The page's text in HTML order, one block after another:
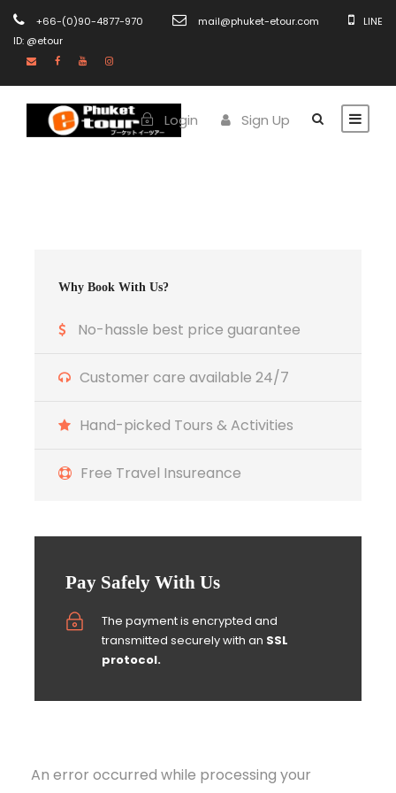
+66-(0)90-4877-970 mail@phuket-etour.com
LINE
ID: @etour
Login Sign Up
Why Book With Us?
No-hassle best price guarantee
Customer care available 24/7
Hand-picked Tours & Activities
Free Travel Insureance
Pay Safely With Us
The payment is encrypted and
transmitted securely with an SSL
protocol.
An error occurred while processing your